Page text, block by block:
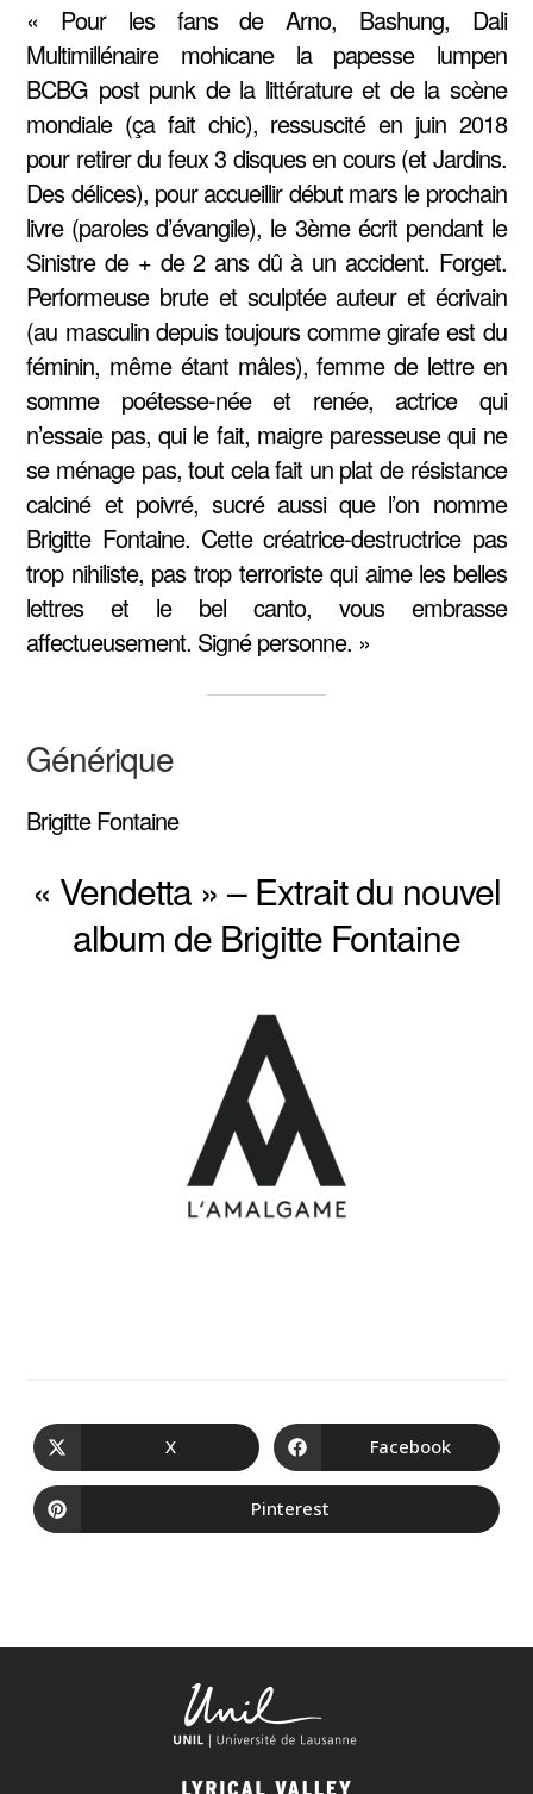
« Pour les fans de Arno, Bashung, Dali
Multimillénaire mohicane la papesse lumpen
BCBG post punk de la littérature et de la scène
mondiale (ça fait chic), ressuscité en juin 2018
pour retirer du feux 3 disques en cours (et Jardins.
Des délices), pour accueillir début mars le prochain
livre (paroles d’évangile), le 3ème écrit pendant le
Sinistre de + de 2 ans dû à un accident. Forget.
Performeuse brute et sculptée auteur et écrivain
(au masculin depuis toujours comme girafe est du
féminin, même étant mâles), femme de lettre en
somme poétesse-née et renée, actrice qui
n’essaie pas, qui le fait, maigre paresseuse qui ne
se ménage pas, tout cela fait un plat de résistance
calciné et poivré, sucré aussi que l’on nomme
Brigitte Fontaine. Cette créatrice-destructrice pas
trop nihiliste, pas trop terroriste qui aime les belles
lettres et le bel canto, vous embrasse
affectueusement. Signé personne. »
Générique
Brigitte Fontaine
« Vendetta » – Extrait du nouvel
album de Brigitte Fontaine
X Facebook
Pinterest